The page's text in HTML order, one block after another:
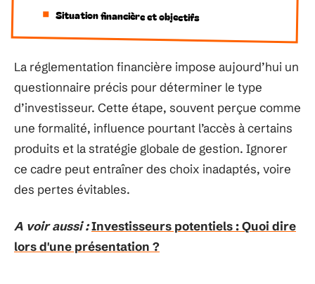
Situation financière et objectifs
La réglementation financière impose aujourd’hui un
questionnaire précis pour déterminer le type
d’investisseur. Cette étape, souvent perçue comme
une formalité, influence pourtant l’accès à certains
produits et la stratégie globale de gestion. Ignorer
ce cadre peut entraîner des choix inadaptés, voire
des pertes évitables.
A voir aussi :Investisseurs potentiels : Quoi dire
lors d'une présentation ?